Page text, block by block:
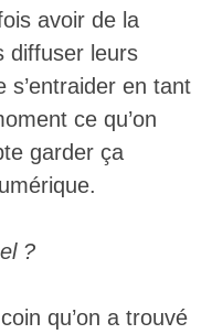
avoir de la
diffuser leurs
s’entraider en tant
ce qu’on
garder ça
?
qu’on a trouvé